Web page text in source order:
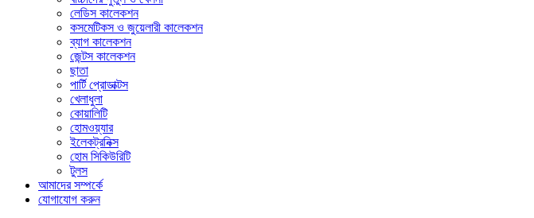
লেডিস কালেকশন
কসমেটিকস ও জুয়েলারী কালেকশন
ব্যাগ কালেকশন
জেন্টস কালেকশন
ছাতা
পার্টি প্রোডাক্টস
খেলাধুলা
কোয়ালিটি
হোমওয়্যার
ইলেকট্রনিক্স
হোম সিকিউরিটি
টুলস
আমাদের সম্পর্কে
যোগাযোগ করুন